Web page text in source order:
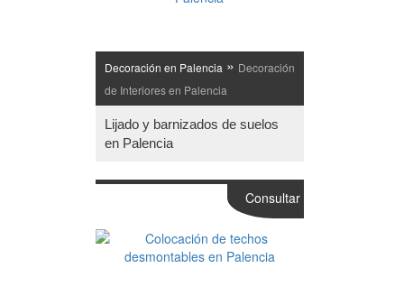
Decoración en Palencia » Decoración
de Interiores en Palencia
Lijado y barnizados de suelos
en Palencia
Consultar